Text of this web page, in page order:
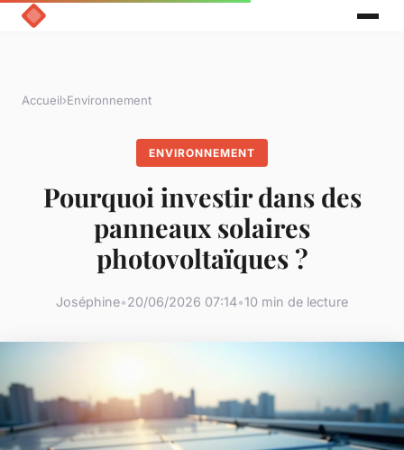
Accueil›Environnement
ENVIRONNEMENT
Pourquoi investir dans des
panneaux solaires
photovoltaïques ?
Joséphine•20/06/2026 07:14•10 min de lecture